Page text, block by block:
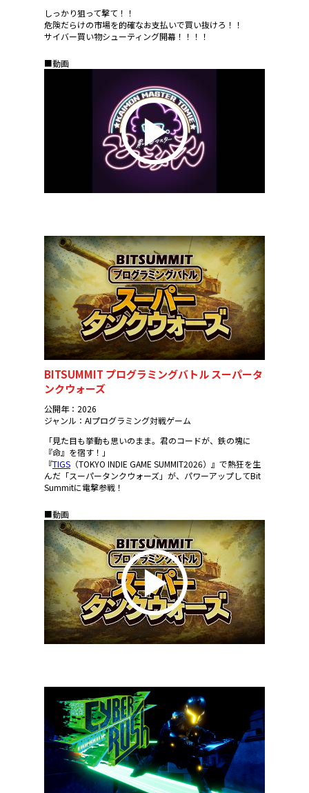
しっかり狙って撃て！！
危険だらけの市場を的確なお支払いで買い抜けろ！！
サイバー買い物シューティング開幕！！！！
■動画
BITSUMMIT プログラミングバトル スーパータ
ンクウォーズ
公開年：2026
ジャンル：AIプログラミング対戦ゲーム
「見た目も挙動も思いのまま。君のコードが、鉄の塊に
『命』を宿す！」
『TIGS （TOKYO INDIE GAME SUMMIT2026）』で熱狂を生
んだ「スーパータンクウォーズ」が、パワーアップしてBit
Summitに電撃参戦！
■動画